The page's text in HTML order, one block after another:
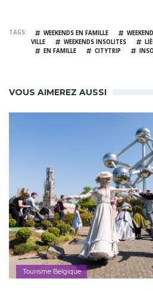
TAGS WEEKENDS EN FAMILLE
VILLE
WEEKENDS INSOLITES
EN FAMILLE
CITYTRIP
VOUS AIMEREZ AUSSI
Tourisme Belgique